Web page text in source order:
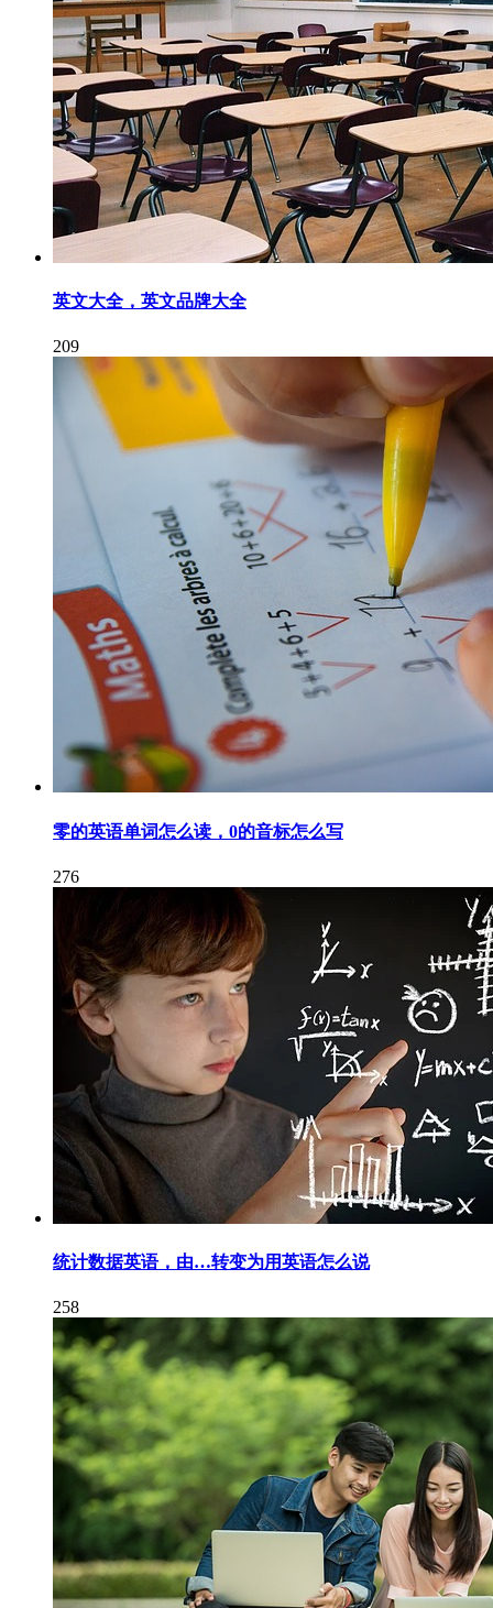
英文大全，英文品牌大全
209
零的英语单词怎么读，0的音标怎么写
276
统计数据英语，由…转变为用英语怎么说
258